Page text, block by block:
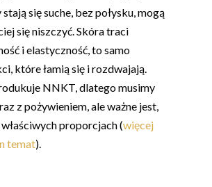
się suche, bez połysku, mogą
się niszczyć. Skóra traci
i elastyczność, to samo
które łamią się i rozdwajają.
NNKT, dlatego musimy
z pożywieniem, ale ważne jest,
proporcjach (więcej
temat).